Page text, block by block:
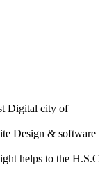
Digital city of
Design & software
helps to the H.S.C